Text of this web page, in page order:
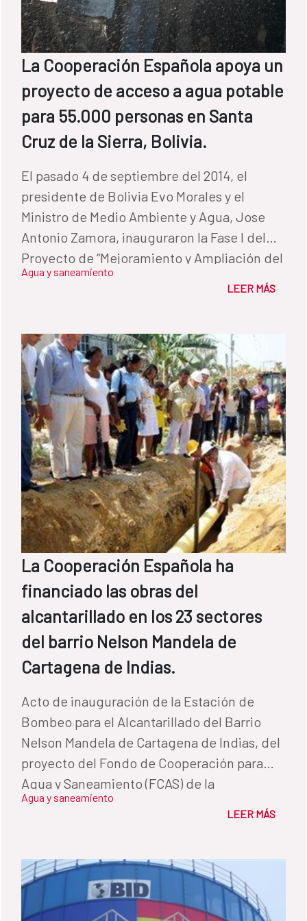
preparación de una cartera de proyectos
para beneficiar a otras 17 ciudades.
La Cooperación Española apoya un
proyecto de acceso a agua potable
para 55.000 personas en Santa
Cruz de la Sierra, Bolivia.
El pasado 4 de septiembre del 2014, el
presidente de Bolivia Evo Morales y el
Ministro de Medio Ambiente y Agua, Jose
Antonio Zamora, inauguraron la Fase I del
Proyecto de “Mejoramiento y Ampliación del
Sistema de Agua Potable y del Sistema de
de la ciudadela Andrés Ibáñez del Plan
3000, del Municipio y Departamento de
Santa Cruz de la Sierra, con el programa del
Fondo Español de Cooperación para Agua y
Saneamiento en América Latina y el Caribe
gestionado con la colaboración del BID.
Agua y saneamiento
LEER MÁS
La Cooperación Española ha
financiado las obras del
alcantarillado en los 23 sectores
del barrio Nelson Mandela de
Cartagena de Indias.
Acto de inauguración de la Estación de
Bombeo para el Alcantarillado del Barrio
Nelson Mandela de Cartagena de Indias, del
proyecto del Fondo de Cooperación para
Agua y Saneamiento (FCAS) de la
Cooperación Española en Colombia, que
Agua y saneamiento
LEER MÁS